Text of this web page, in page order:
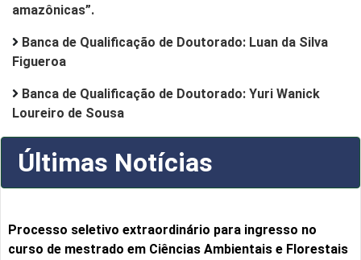
amazônicas”.
Banca de Qualificação de Doutorado: Luan da Silva
Figueroa
Banca de Qualificação de Doutorado: Yuri Wanick
Loureiro de Sousa
Últimas Notícias
Processo seletivo extraordinário para ingresso no
curso de mestrado em Ciências Ambientais e Florestais